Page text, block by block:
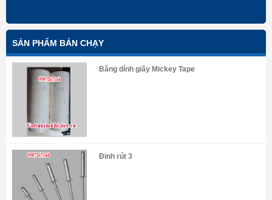
SẢN PHẨM BÁN CHẠY
Băng dính giấy Mickey Tape
Đinh rút 3